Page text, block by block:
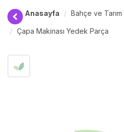
Anasayfa Bahçe ve Tarım
Çapa Makinası Yedek Parça